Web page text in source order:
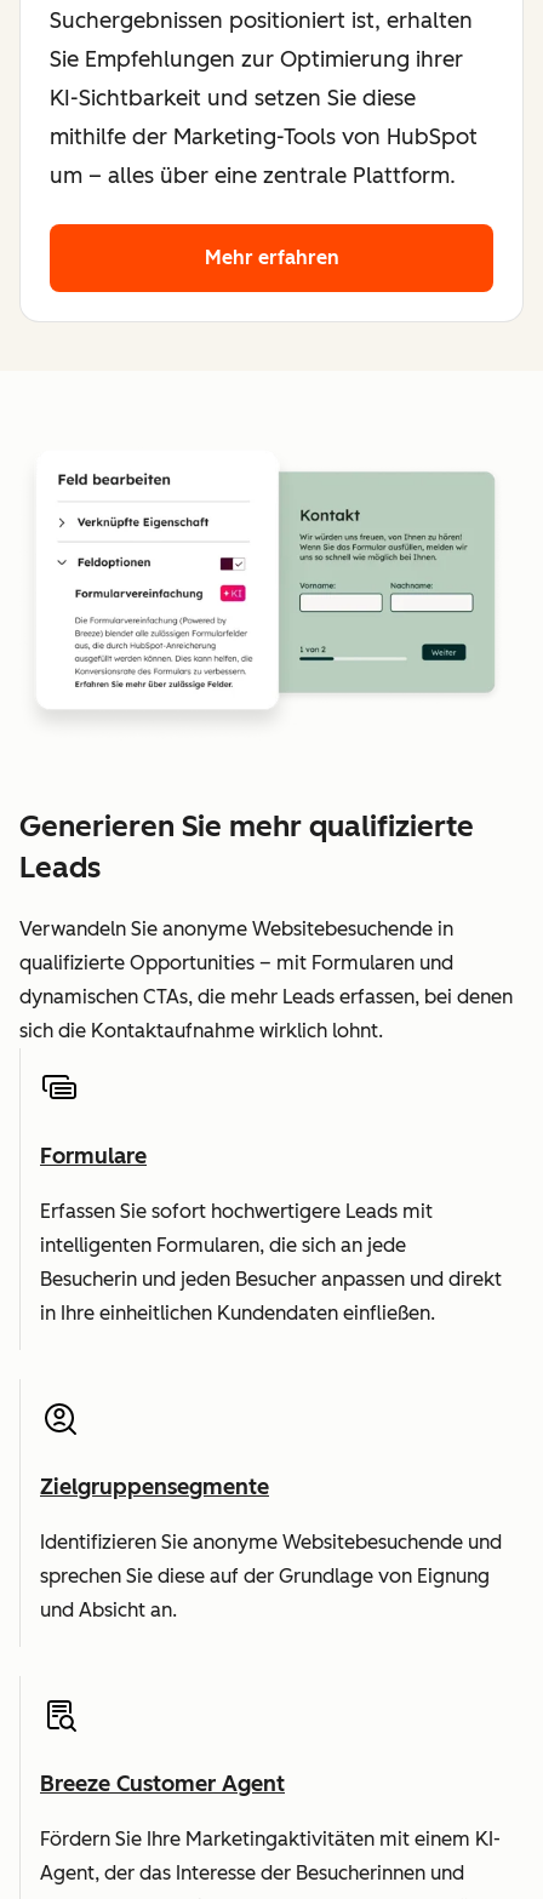
Suchergebnissen positioniert ist, erhalten
Sie Empfehlungen zur Optimierung ihrer
KI-Sichtbarkeit und setzen Sie diese
mithilfe der Marketing-Tools von HubSpot
um – alles über eine zentrale Plattform.
Mehr erfahren
Generieren Sie mehr qualifizierte
Leads
Verwandeln Sie anonyme Websitebesuchende in
qualifizierte Opportunities – mit Formularen und
dynamischen CTAs, die mehr Leads erfassen, bei denen
sich die Kontaktaufnahme wirklich lohnt.
Formulare
Erfassen Sie sofort hochwertigere Leads mit
intelligenten Formularen, die sich an jede
Besucherin und jeden Besucher anpassen und direkt
in Ihre einheitlichen Kundendaten einfließen.
Zielgruppensegmente
Identifizieren Sie anonyme Websitebesuchende und
sprechen Sie diese auf der Grundlage von Eignung
und Absicht an.
Breeze Customer Agent
Fördern Sie Ihre Marketingaktivitäten mit einem KI-
Agent, der das Interesse der Besucherinnen und